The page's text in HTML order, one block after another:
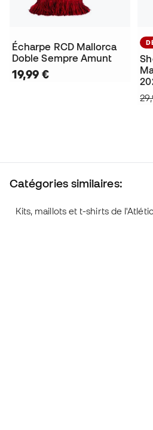
Écharpe RCD Mallorca
Doble Sempre Amunt
19,99 €
Catégories similaires:
Kits, maillots et t-shirts de